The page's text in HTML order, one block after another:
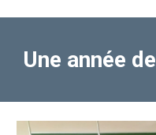
Une année de